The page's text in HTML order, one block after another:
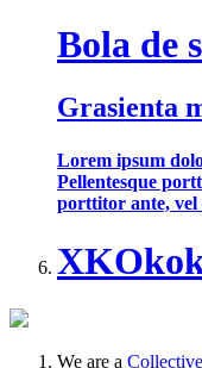
Bola de
Grasienta
Lorem ipsum
Pellentesque
porttitor ante, vel
We are a Collective